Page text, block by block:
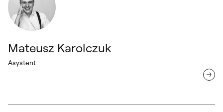
Mateusz Karolczuk
Asystent